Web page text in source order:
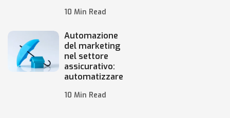
10 Min Read
Automazione
del marketing
nel settore
assicurativo:
automatizzare
10 Min Read